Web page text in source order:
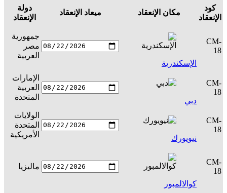
كود
الإنعقاد
مكان الإنعقاد ميعاد الإنعقاد
دولة
الإنعقاد
CM-
18
الإسكندرية
جمهورية
مصر
العربية
CM-
18
دبي
الإمارات
العربية
المتحدة
CM-
18
نيويورك
الولايات
المتحدة
الأمريكية
CM-
18
كوالالمبور
ماليزيا